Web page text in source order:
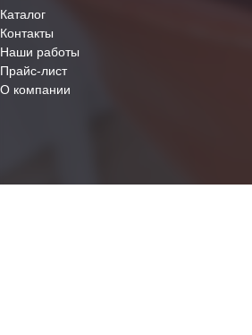
Каталог
Контакты
Наши работы
Прайс-лист
О компании